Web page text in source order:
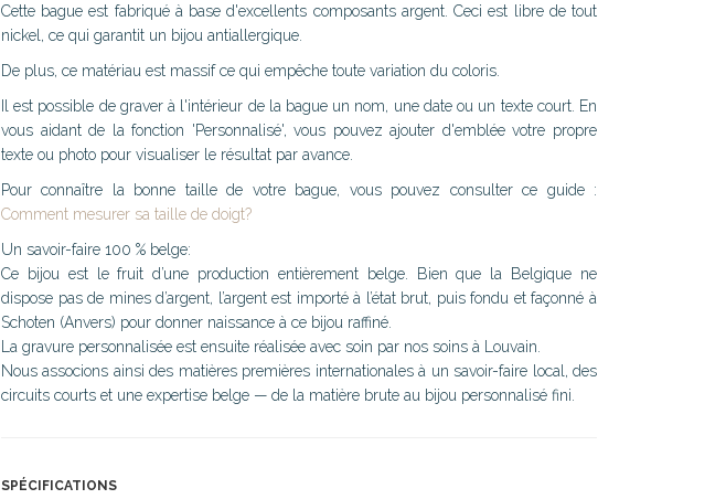
Cette bague est fabriqué à base d'excellents composants argent. Ceci est libre de tout
nickel, ce qui garantit un bijou antiallergique.
De plus, ce matériau est massif ce qui empêche toute variation du coloris.
Il est possible de graver à l'intérieur de la bague un nom, une date ou un texte court. En
vous aidant de la fonction 'Personnalisé', vous pouvez ajouter d'emblée votre propre
texte ou photo pour visualiser le résultat par avance.
Pour connaître la bonne taille de votre bague, vous pouvez consulter ce guide :
Comment mesurer sa taille de doigt?
Un savoir-faire 100 % belge:
Ce bijou est le fruit d’une production entièrement belge. Bien que la Belgique ne
dispose pas de mines d’argent, l’argent est importé à l’état brut, puis fondu et façonné à
Schoten (Anvers) pour donner naissance à ce bijou raffiné.
La gravure personnalisée est ensuite réalisée avec soin par nos soins à Louvain.
Nous associons ainsi des matières premières internationales à un savoir-faire local, des
circuits courts et une expertise belge — de la matière brute au bijou personnalisé fini.
SPÉCIFICATIONS